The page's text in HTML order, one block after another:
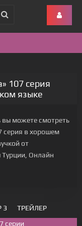
107 серия
языке
вы можете смотреть
серия в хорошем
от
Онлайн
3
ТРЕЙЛЕР
серии